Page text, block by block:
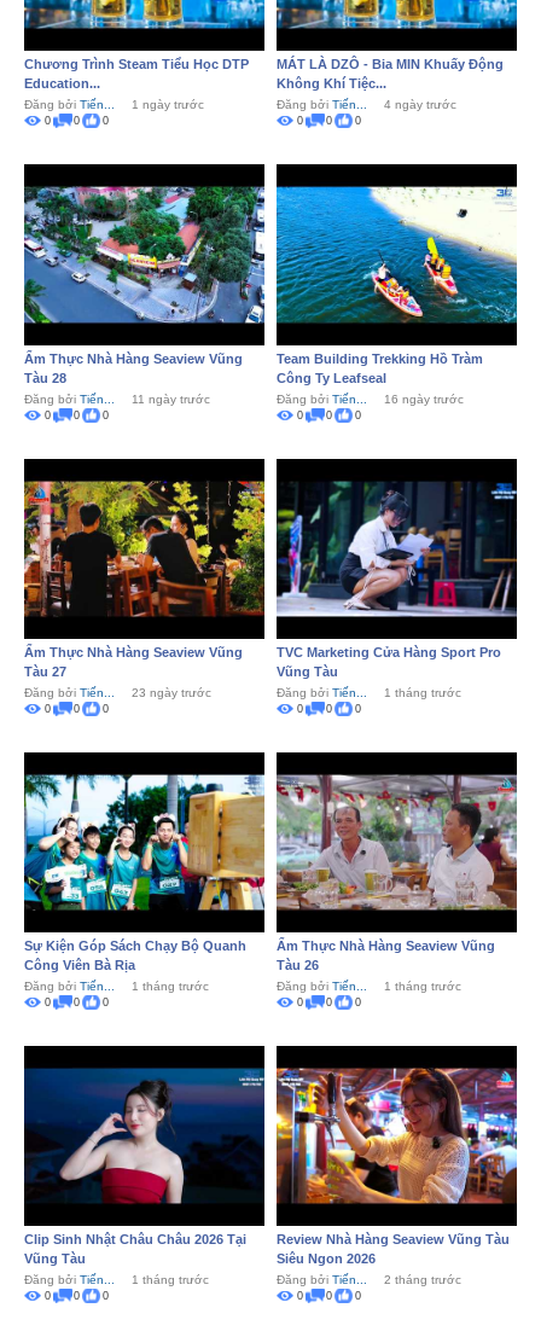
Chương Trình Steam Tiểu Học DTP
Education...
Đăng bởi Tiến... 1 ngày trước
0 0 0
MÁT LÀ DZÔ - Bia MIN Khuấy Động
Không Khí Tiệc...
Đăng bởi Tiến... 4 ngày trước
0 0 0
Ẩm Thực Nhà Hàng Seaview Vũng
Tàu 28
Đăng bởi Tiến... 11 ngày trước
0 0 0
Team Building Trekking Hồ Tràm
Công Ty Leafseal
Đăng bởi Tiến... 16 ngày trước
0 0 0
Ẩm Thực Nhà Hàng Seaview Vũng
Tàu 27
Đăng bởi Tiến... 23 ngày trước
0 0 0
TVC Marketing Cửa Hàng Sport Pro
Vũng Tàu
Đăng bởi Tiến... 1 tháng trước
0 0 0
Sự Kiện Góp Sách Chạy Bộ Quanh
Công Viên Bà Rịa
Đăng bởi Tiến... 1 tháng trước
0 0 0
Ẩm Thực Nhà Hàng Seaview Vũng
Tàu 26
Đăng bởi Tiến... 1 tháng trước
0 0 0
Clip Sinh Nhật Châu Châu 2026 Tại
Vũng Tàu
Đăng bởi Tiến... 1 tháng trước
0 0 0
Review Nhà Hàng Seaview Vũng Tàu
Siêu Ngon 2026
Đăng bởi Tiến... 2 tháng trước
0 0 0